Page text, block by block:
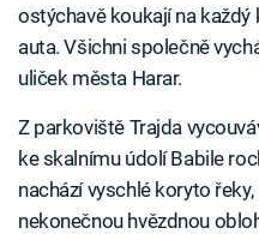
ostýchavě koukají na
auta. Všichni společně
uliček města Harar.
Z parkoviště Trajda
ke skalnímu údolí Babile
nachází vyschlé koryto
nekonečnou hvězdnou